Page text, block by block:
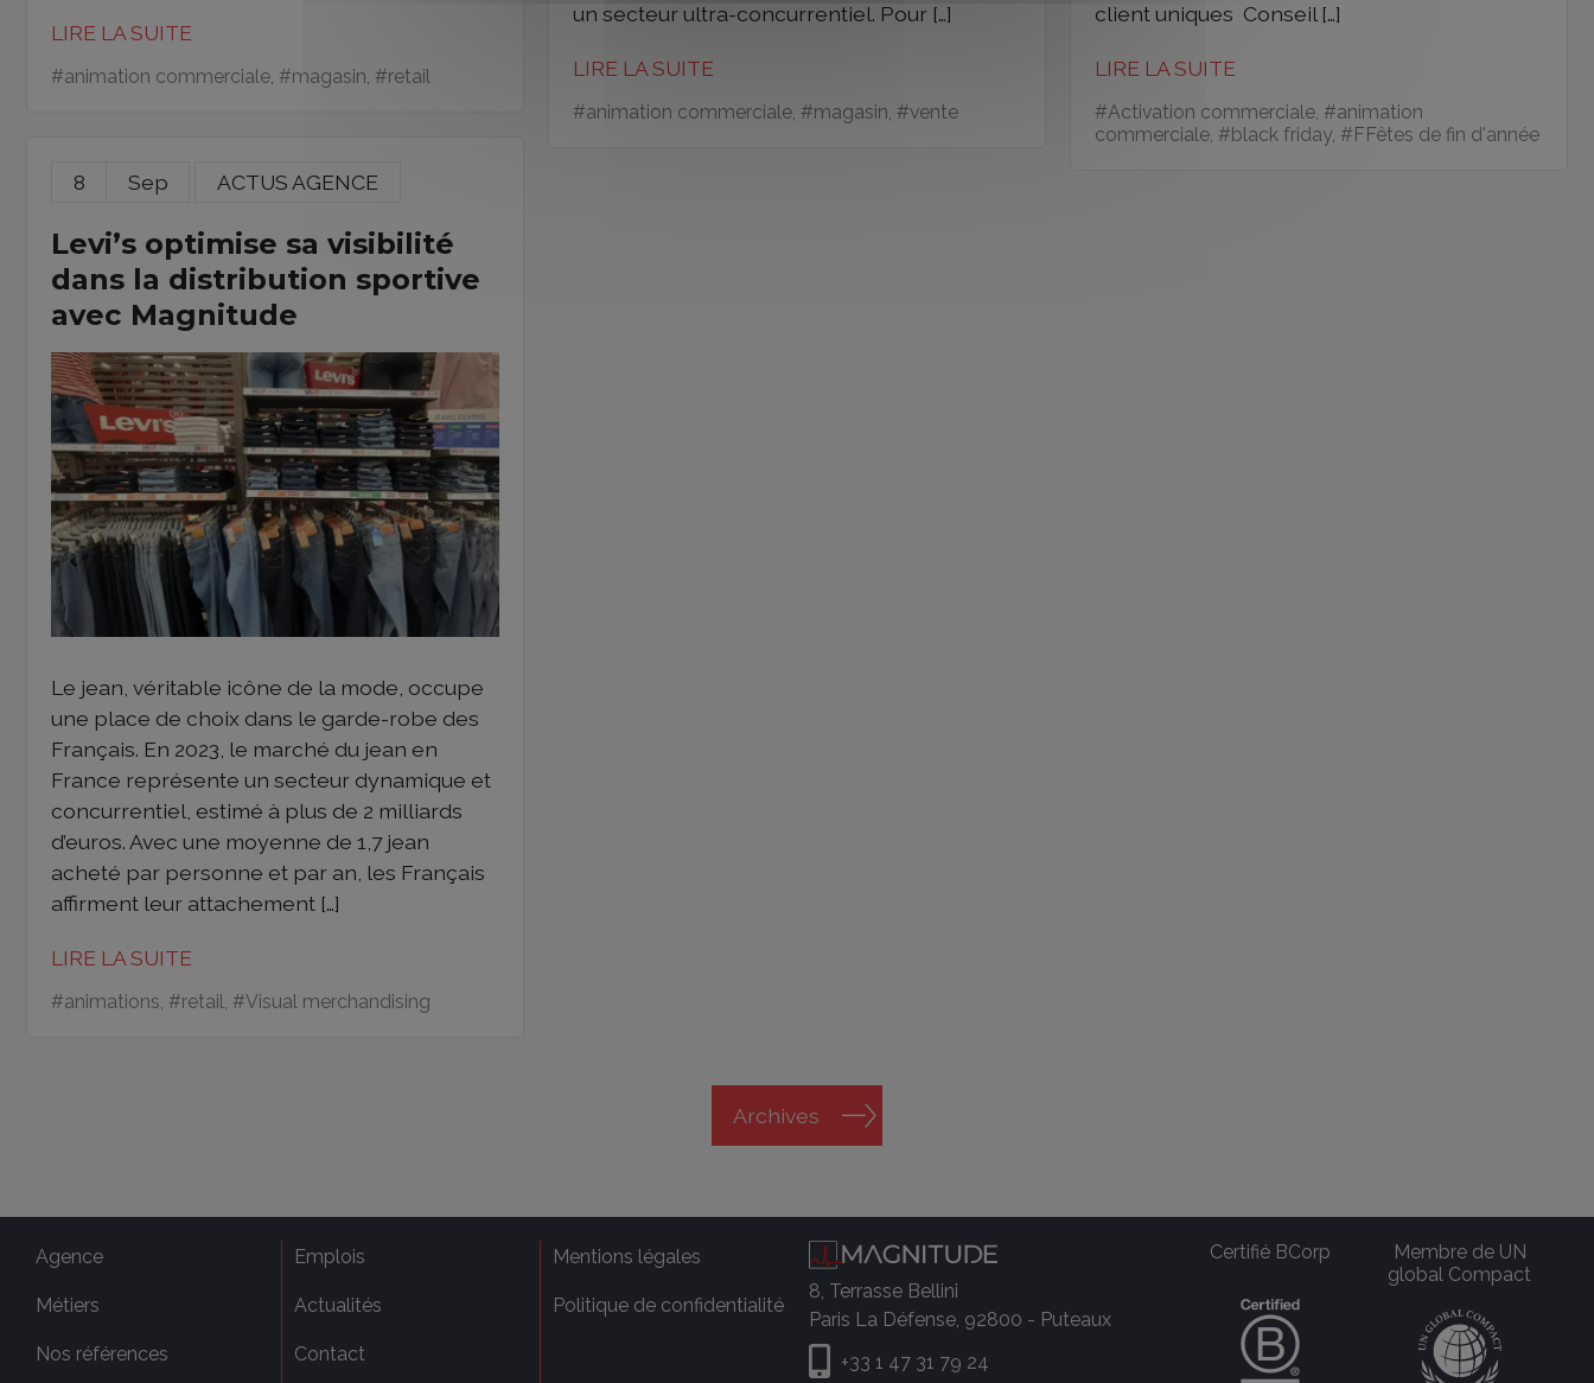
LIRE LA SUITE
#animation commerciale, #magasin, #retail
un secteur ultra-concurrentiel. Pour […]
LIRE LA SUITE
#animation commerciale, #magasin, #vente
client uniques Conseil […]
LIRE LA SUITE
#Activation commerciale, #animation
commerciale, #black friday, # FFêtes de fin d'année
8 Sep ACTUS AGENCE
Levi’s optimise sa visibilité
dans la distribution sportive
avec Magnitude
Le jean, véritable icône de la mode, occupe
une place de choix dans le garde-robe des
Français. En 2023, le marché du jean en
France représente un secteur dynamique et
concurrentiel, estimé à plus de 2 milliards
d’euros. Avec une moyenne de 1,7 jean
acheté par personne et par an, les Français
affirment leur attachement […]
LIRE LA SUITE
#animations , #retail , #Visual merchandising
Archives
Agence
Métiers
Nos références
Emplois
Actualités
Contact
Mentions légales
Politique de confidentialité
8, Terrasse Bellini
Paris La Défense, 92800 - Puteaux
+33 1 47 31 79 24
Certifié BCorp
Membre de UN
global Compact